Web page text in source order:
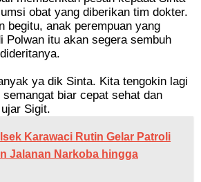
obat yang diberikan tim dokter.
begitu, anak perempuan yang
Polwan itu akan segera sembuh
ya dik Sinta. Kita tengokin lagi
semangat biar cepat sehat dan
Sigit.
Karawaci Rutin Gelar Patroli
Jalanan Narkoba hingga